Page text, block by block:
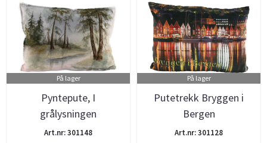
På lager
Pyntepute, I
grålysningen
Art.nr: 301148
På lager
Putetrekk Bryggen i
Bergen
Art.nr: 301128